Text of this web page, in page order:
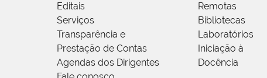
Editais
Serviços
Transparência e
Prestação de Contas
Agendas dos Dirigentes
Remotas
Bibliotecas
Laboratórios
Iniciação à
Docência